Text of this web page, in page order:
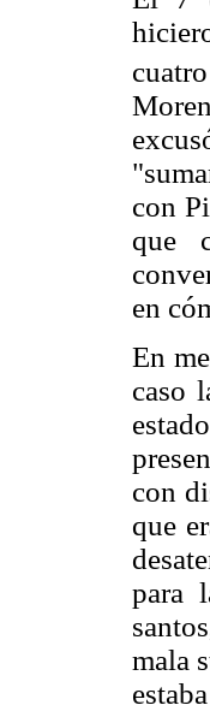
con
que
en
En
caso
con
que
para
mala